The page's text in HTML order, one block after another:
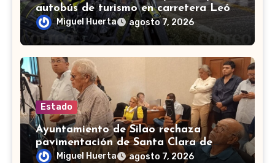
autobús de turismo en carretera León-
San Francisco del Rincón
Miguel Huerta agosto 7, 2026
Estado
Ayuntamiento de Silao rechaza
pavimentación de Santa Clara de
MarinesMiguel Huerta agosto 7, 2026